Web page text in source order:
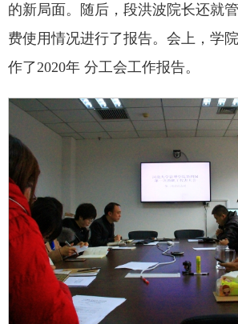
的新局面。随后，段洪波院长还就
费使用情况进行了报告。会上，学
作了2020年 分工会工作报告。